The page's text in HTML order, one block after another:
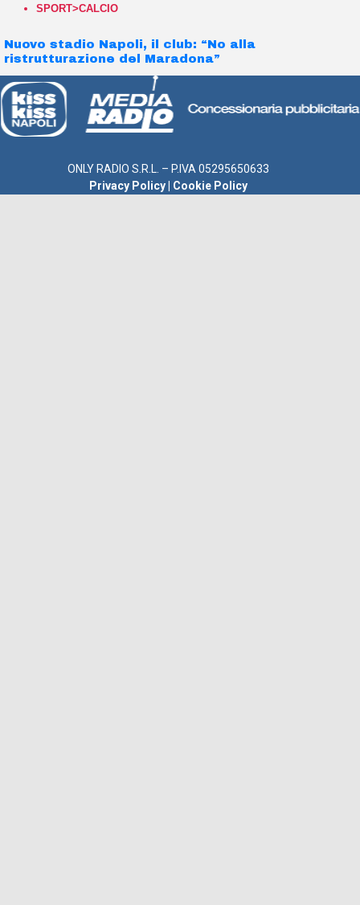
SPORT>CALCIO
Nuovo stadio Napoli, il club: “No alla
ristrutturazione del Maradona”
ONLY RADIO S.R.L. – P.IVA 05295650633
Privacy Policy
Cookie Policy